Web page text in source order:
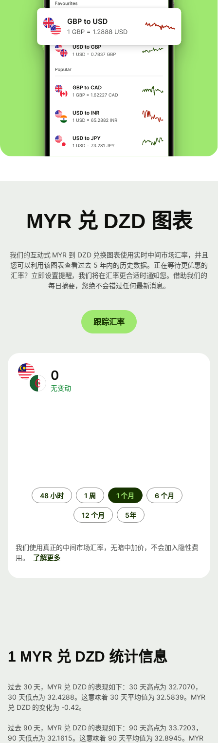
MYR 兑 DZD 图表
我们的互动式 MYR 到 DZD 兑换图表使用实时中间市场汇率，并且
您可以利用该图表查看过去 5 年内的历史数据。正在等待更优惠的
汇率？立即设置提醒，我们将在汇率更合适时通知您。借助我们的
每日摘要，您绝不会错过任何最新消息。
跟踪汇率
0
无变动
48 小时 1 周 1 个月 6 个月
12 个月 5年
我们使用真正的中间市场汇率，无暗中加价，不会加入隐性费
用。
了解更多
1 MYR 兑 DZD 统计信息
过去 30 天，MYR 兑 DZD 的表现如下：30 天高点为 32.7070，
30 天低点为 32.4288。这意味着 30 天平均值为 32.5839。MYR
兑 DZD 的变化为 -0.42。
过去 90 天，MYR 兑 DZD 的表现如下：90 天高点为 33.7203，
90 天低点为 32.1615。这意味着 90 天平均值为 32.8945。MYR